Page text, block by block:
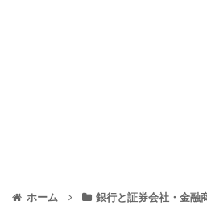
ホーム 銀行と証券会社・金融